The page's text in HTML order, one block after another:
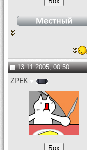
13.11.2005, 00:50
ZPEK